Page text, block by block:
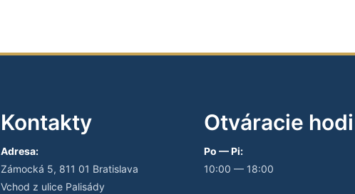
Kontakty
Adresa:
Zámocká 5, 811 01 Bratislava
Vchod z ulice Palisády
Otváracie
Po — Pi:
10:00 — 18:00